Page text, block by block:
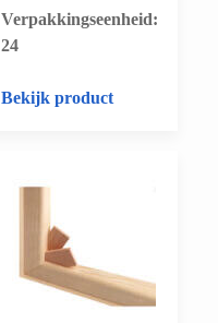
​Verpakkingseenheid:
24
Bekijk product